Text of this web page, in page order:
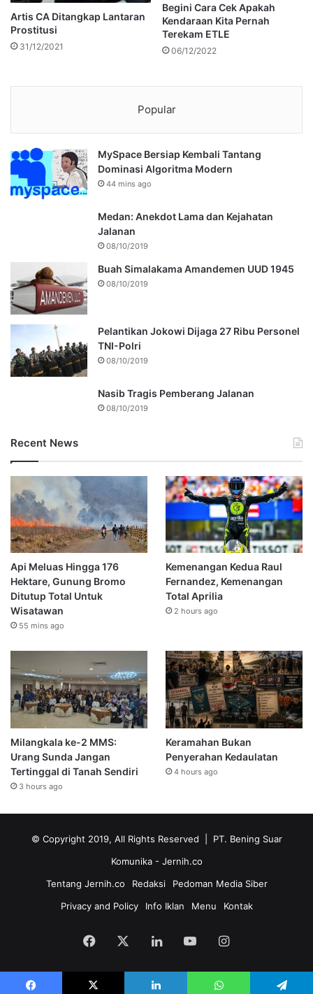
Artis CA Ditangkap Lantaran
Prostitusi
31/12/2021
Begini Cara Cek Apakah
Kendaraan Kita Pernah
Terekam ETLE
06/12/2022
Popular
MySpace Bersiap Kembali Tantang
Dominasi Algoritma Modern
44 mins ago
Medan: Anekdot Lama dan Kejahatan
Jalanan
08/10/2019
Buah Simalakama Amandemen UUD 1945
08/10/2019
Pelantikan Jokowi Dijaga 27 Ribu Personel
TNI-Polri
08/10/2019
Nasib Tragis Pemberang Jalanan
08/10/2019
Recent News
Api Meluas Hingga 176
Hektare, Gunung Bromo
Ditutup Total Untuk
Wisatawan
55 mins ago
Kemenangan Kedua Raul
Fernandez, Kemenangan
Total Aprilia
2 hours ago
Milangkala ke-2 MMS:
Urang Sunda Jangan
Tertinggal di Tanah Sendiri
3 hours ago
Keramahan Bukan
Penyerahan Kedaulatan
4 hours ago
© Copyright 2019, All Rights Reserved | PT. Bening Suar
Komunika - Jernih.co
Tentang Jernih.co
Redaksi
Pedoman Media Siber
Privacy and Policy
Info Iklan Menu Kontak
Facebook LinkedInYouTubeInstagram